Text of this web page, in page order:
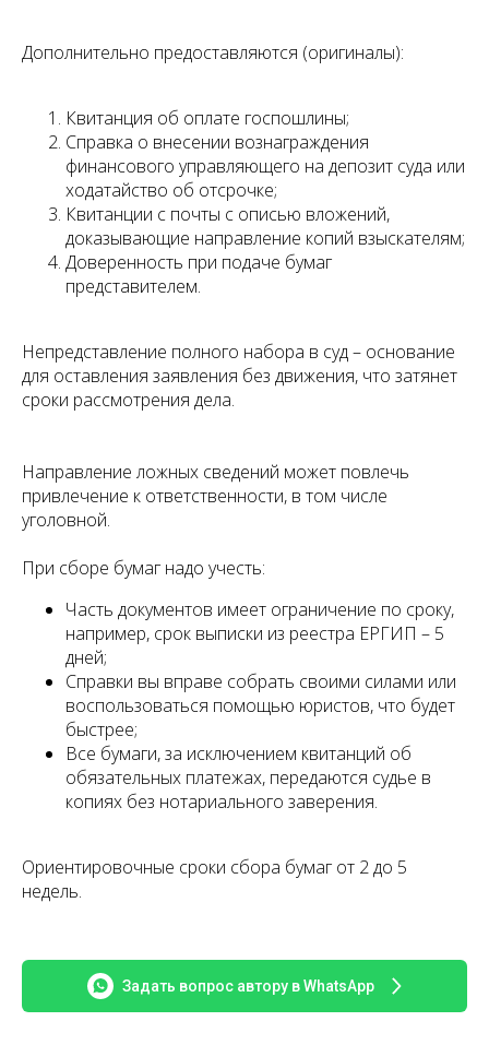
Дополнительно предоставляются (оригиналы):
Квитанция об оплате госпошлины;
Справка о внесении вознаграждения
финансового управляющего на депозит суда или
ходатайство об отсрочке;
Квитанции с почты с описью вложений,
доказывающие направление копий взыскателям;
Доверенность при подаче бумаг
представителем.
Непредставление полного набора в суд – основание
для оставления заявления без движения, что затянет
сроки рассмотрения дела.
Направление ложных сведений может повлечь
привлечение к ответственности, в том числе
уголовной.
При сборе бумаг надо учесть:
Часть документов имеет ограничение по сроку,
например, срок выписки из реестра ЕРГИП – 5
дней;
Справки вы вправе собрать своими силами или
воспользоваться помощью юристов, что будет
быстрее;
Все бумаги, за исключением квитанций об
обязательных платежах, передаются судье в
копиях без нотариального заверения.
Ориентировочные сроки сбора бумаг от 2 до 5
недель.
Задать вопрос автору в WhatsApp